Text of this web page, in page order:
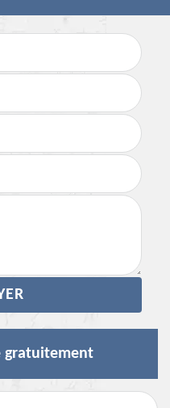
gratuitement